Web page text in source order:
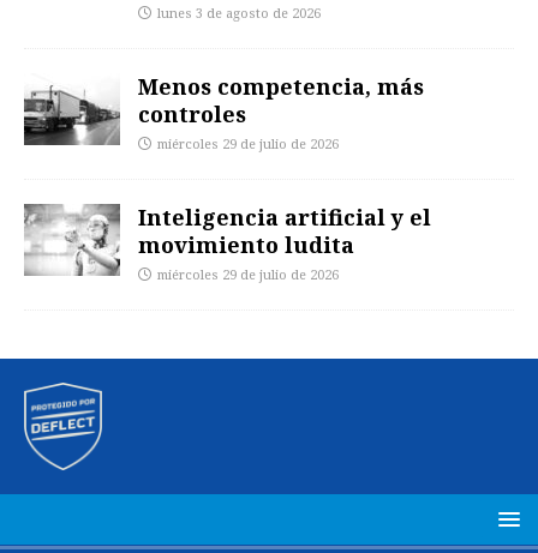
lunes 3 de agosto de 2026
Menos competencia, más
controles
miércoles 29 de julio de 2026
Inteligencia artificial y el
movimiento ludita
miércoles 29 de julio de 2026